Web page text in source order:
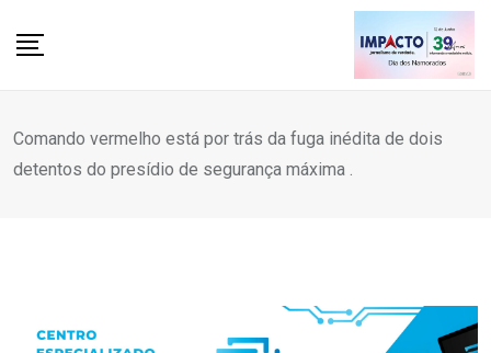
Comando vermelho está por trás da fuga inédita de dois
detentos do presídio de segurança máxima .